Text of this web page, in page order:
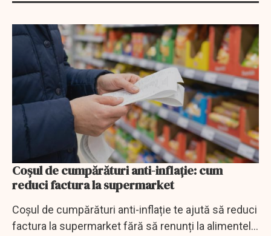
Coșul de cumpărături anti-inflație: cum
reduci factura la supermarket
Coșul de cumpărături anti-inflație te ajută să reduci
factura la supermarket fără să renunți la alimentele